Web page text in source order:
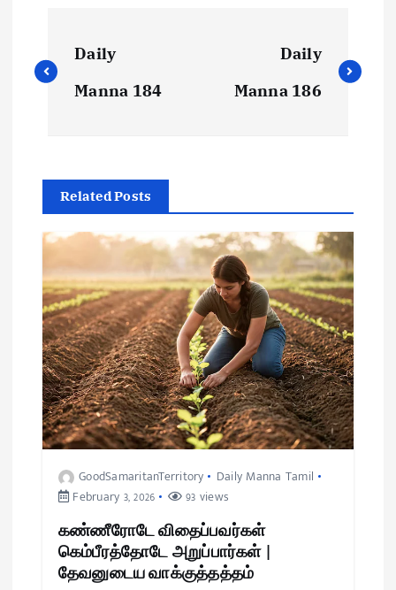
Daily
Manna 184
Daily
Manna 186
Related Posts
GoodSamaritanTerritory
Daily Manna Tamil
February 3, 2026
93 views
கண்ணீரோடே விதைப்பவர்கள்
கெம்பீரத்தோடே அறுப்பார்கள் |
தேவனுடைய வாக்குத்தத்தம்